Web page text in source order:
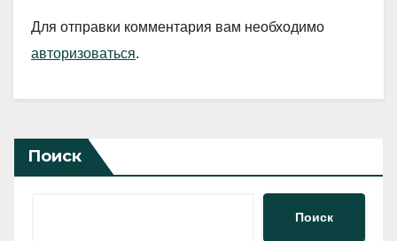
Для отправки комментария вам необходимо
авторизоваться.
Поиск
Поиск